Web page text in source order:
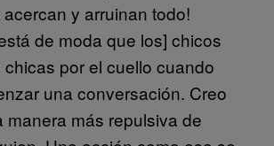
y arruinan todo!
de moda que los] chicos
por el cuello cuando
una conversación. Creo
manera más repulsiva de